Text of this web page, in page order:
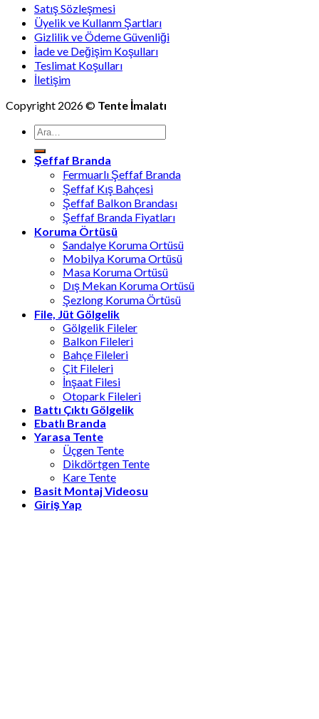
Satış Sözleşmesi
Üyelik ve Kullanm Şartları
Gizlilik ve Ödeme Güvenliği
İade ve Değişim Koşulları
Teslimat Koşulları
İletişim
Copyright 2026 © Tente İmalatı
Ara:
Şeffaf Branda
Fermuarlı Şeffaf Branda
Şeffaf Kış Bahçesi
Şeffaf Balkon Brandası
Şeffaf Branda Fiyatları
Koruma Örtüsü
Sandalye Koruma Ortüsü
Mobilya Koruma Ortüsü
Masa Koruma Ortüsü
Dış Mekan Koruma Ortüsü
Şezlong Koruma Örtüsü
File, Jüt Gölgelik
Gölgelik Fileler
Balkon Fileleri
Bahçe Fileleri
Çit Fileleri
İnşaat Filesi
Otopark Fileleri
Battı Çıktı Gölgelik
Ebatlı Branda
Yarasa Tente
Üçgen Tente
Dikdörtgen Tente
Kare Tente
Basit Montaj Videosu
Giriş Yap